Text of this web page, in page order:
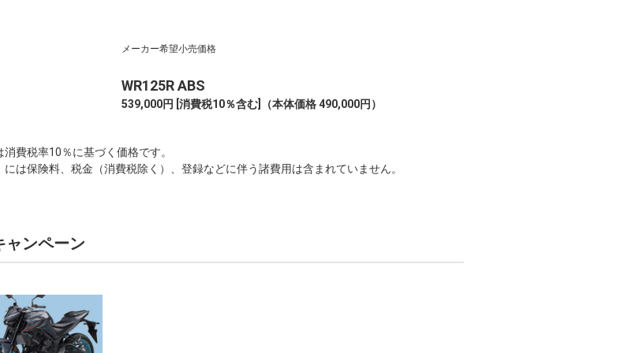
メーカー希望小売価格
WR125R ABS
539,000円 [消費税10％含む] （本体価格 490,000円）
費税率10％に基づく価格です。
は保険料、税金（消費税除く）、登録などに伴う諸費用は含まれていません。
ャンペーン